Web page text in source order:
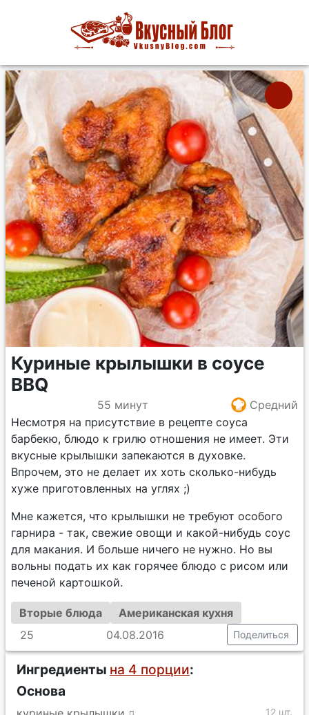
Куриные крылышки в соусе
BBQ
55 минут
Средний
Несмотря на присутствие в рецепте соуса
барбекю, блюдо к грилю отношения не имеет. Эти
вкусные крылышки запекаются в духовке.
Впрочем, это не делает их хоть сколько-нибудь
хуже приготовленных на углях ;)
Мне кажется, что крылышки не требуют особого
гарнира - так, свежие овощи и какой-нибудь соус
для макания. И больше ничего не нужно. Но вы
вольны подать их как горячее блюдо с рисом или
печеной картошкой.
Вторые блюда
Американская кухня
25
04.08.2016 Поделиться
Ингредиенты на 4 порции:
Основа
12 шт.